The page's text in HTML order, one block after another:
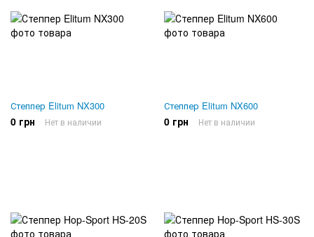
Степпер Elitum NX300
0 грн Нет в наличии
Степпер Elitum NX600
0 грн Нет в наличии